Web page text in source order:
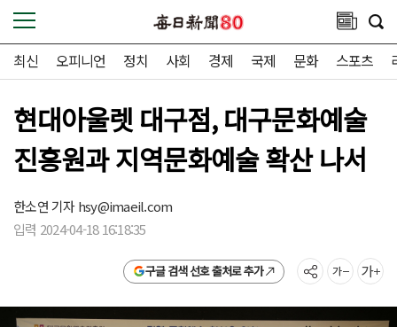
최신 오피니언 정치 사회 경제 국제 문화 스포츠
현대아울렛 대구점, 대구문화예술
진흥원과 지역문화예술 확산 나서
한소연 기자hsy@imaeil.com
입력 2024-04-18 16:18:35
구글 검색 선호 출처로 추가